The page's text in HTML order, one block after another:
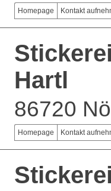
Homepage Kontakt
Hartl
86720
Homepage Kontakt